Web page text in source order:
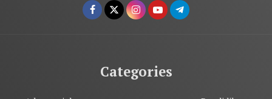
Categories